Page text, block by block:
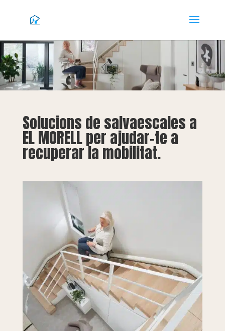
Solucions de salvaescales a
EL MORELL per ajudar-te a
recuperar la mobilitat.